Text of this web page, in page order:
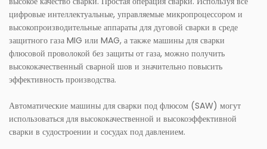
цифровые интеллектуальные, управляемые микропроцессором и
высокопроизводительные аппараты для дуговой сварки в среде
защитного газа MIG или MAG, а также машины для сварки
флюсовой проволокой без защиты от газа, можно получить
высококачественный сварной шов и значительно повысить
эффективность производства.
Автоматические машины для сварки под флюсом (SAW) могут
использоваться для высококачественной и высокоэффективной
сварки в судостроении и сосудах под давлением.